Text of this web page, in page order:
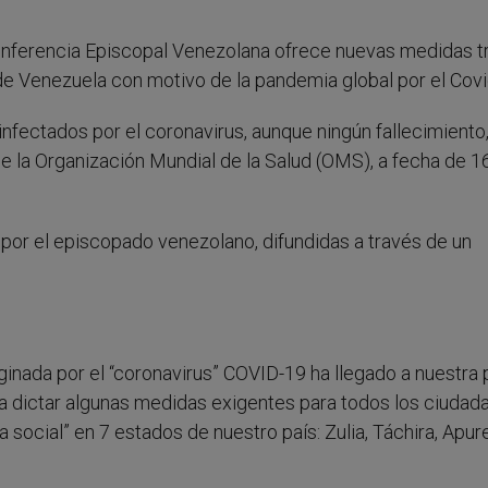
Episcopal Venezolana ofrece nuevas medidas
Venezuela con motivo de la pandemia global por el
por el coronavirus, aunque ningún
Organización Mundial de la Salud (OMS), a fecha de
el episcopado venezolano, difundidas a través de un
por el “coronavirus” COVID-19 ha llegado a nuestra
dictar algunas medidas exigentes para todos los
en 7 estados de nuestro país: Zulia, Táchira,